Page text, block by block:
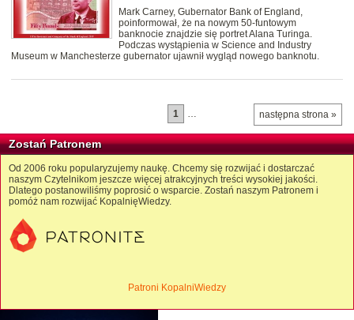
Mark Carney, Gubernator Bank of England,
poinformował, że na nowym 50-funtowym
banknocie znajdzie się portret Alana Turinga.
Podczas wystąpienia w Science and Industry
Museum w Manchesterze gubernator ujawnił wygląd nowego banknotu.
następna strona »
1 …
Zostań Patronem
Od 2006 roku popularyzujemy naukę. Chcemy się rozwijać i dostarczać
naszym Czytelnikom jeszcze więcej atrakcyjnych treści wysokiej jakości.
Dlatego postanowiliśmy poprosić o wsparcie. Zostań naszym Patronem i
pomóż nam rozwijać KopalnięWiedzy.
Patroni KopalniWiedzy